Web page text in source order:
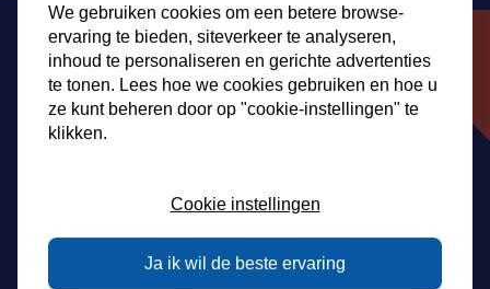
Vraag een rondleiding aan
Naam- en achternaam
We gebruiken cookies om een betere browse-
ervaring te bieden, siteverkeer te analyseren,
inhoud te personaliseren en gerichte advertenties
te tonen. Lees hoe we cookies gebruiken en hoe u
ze kunt beheren door op "cookie-instellingen" te
klikken.
Cookie instellingen
Ja ik wil de beste ervaring